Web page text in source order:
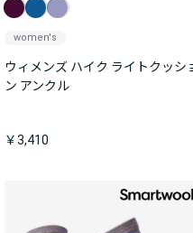
women's
ウィメンズ ハイク ライトクッシ
ン アンクル
￥3,410